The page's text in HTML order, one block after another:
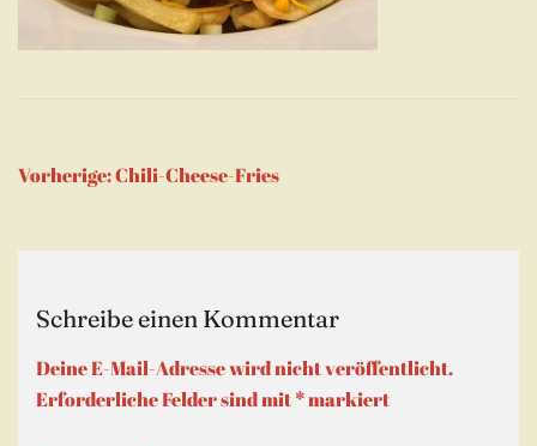
Beitragsnavigation
Vorherige:Chili-Cheese-Fries
Schreibe einen Kommentar
Deine E-Mail-Adresse wird nicht veröffentlicht.
Erforderliche Felder sind mit*markiert